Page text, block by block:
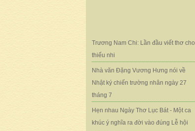
Trương Nam Chi: Lần đầu viết thơ cho
thiếu nhi
Nhà văn Đặng Vương Hưng nói về
Nhật ký chiến trường nhân ngày 27
tháng 7
Hẹn nhau Ngày Thơ Lục Bát - Một ca
khúc ý nghĩa ra đời vào đúng Lễ hội